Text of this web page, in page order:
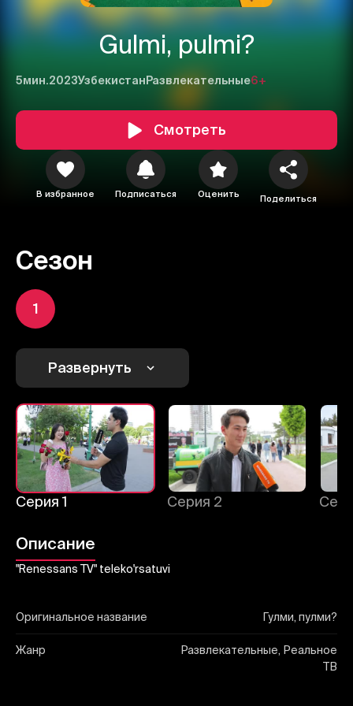
Gulmi, pulmi?
5мин.2023Узбекистан Развлекательные6+
Смотреть
В избранное Подписаться Оценить Поделиться
Сезон
1
Развернуть
Серия 1 Серия 2
Описание
"Renessans TV" teleko'rsatuvi
Оригинальное название Гулми, пулми?
Жанр
Развлекательные, Реальное
ТВ
Отправить